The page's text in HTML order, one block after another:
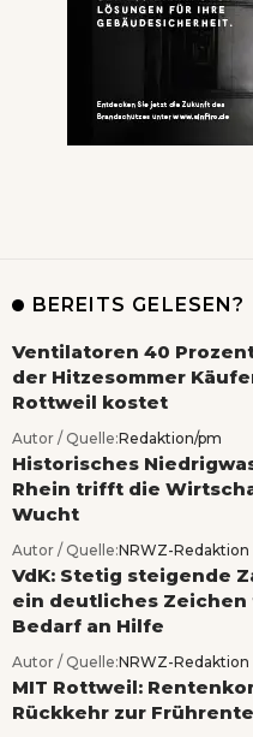
BEREITS GELESEN?
Ventilatoren 40
der Hitzesommer
Rottweil kostet
Autor / Quelle:Redaktion/pm
Historisches
Rhein trifft die
Wucht
Autor / Quelle:NRWZ-Redaktion
VdK: Stetig steigende
ein deutliches Zeichen
Bedarf an Hilfe
Autor / Quelle:NRWZ-Redaktion
MIT Rottweil:
Rückkehr zur Frührente